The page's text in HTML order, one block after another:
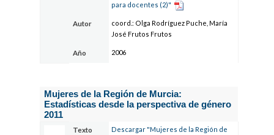
para docentes (2)"
Autor
coord.: Olga Rodríguez Puche, María
José Frutos Frutos
Año 2006
Mujeres de la Región de Murcia:
Estadísticas desde la perspectiva de género
2011
Texto
Descargar "Mujeres de la Región de